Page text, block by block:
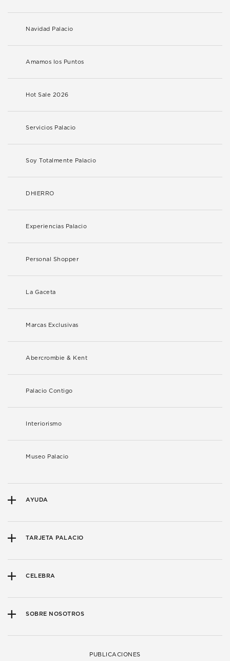
Navidad Palacio
Amamos los Puntos
Hot Sale 2026
Servicios Palacio
Soy Totalmente Palacio
DHIERRO
Experiencias Palacio
Personal Shopper
La Gaceta
Marcas Exclusivas
Abercrombie & Kent
Palacio Contigo
Interiorismo
Museo Palacio
AYUDA
TARJETA PALACIO
CELEBRA
SOBRE NOSOTROS
PUBLICACIONES